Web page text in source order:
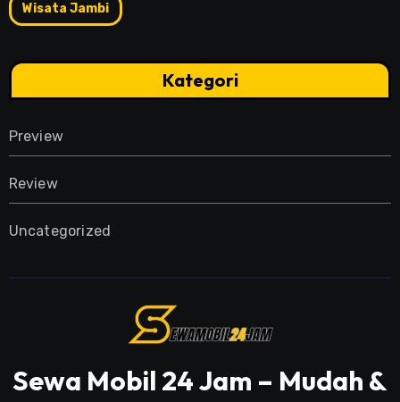
Wisata Jambi
Kategori
Preview
Review
Uncategorized
Sewa Mobil 24 Jam – Mudah &